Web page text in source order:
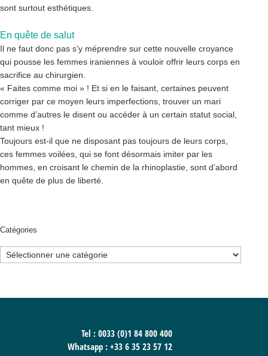
sont surtout esthétiques.
En quête de salut
Il ne faut donc pas s’y méprendre sur cette nouvelle croyance
qui pousse les femmes iraniennes à vouloir offrir leurs corps en
sacrifice au chirurgien.
« Faites comme moi » ! Et si en le faisant, certaines peuvent
corriger par ce moyen leurs imperfections, trouver un mari
comme d’autres le disent ou accéder à un certain statut social,
tant mieux !
Toujours est-il que ne disposant pas toujours de leurs corps,
ces femmes voilées, qui se font désormais imiter par les
hommes, en croisant le chemin de la rhinoplastie, sont d’abord
en quête de plus de liberté.
Catégories
Catégories
Tel : 0033 (0)1 84 800 400
Whatsapp : +33 6 35 23 57 12